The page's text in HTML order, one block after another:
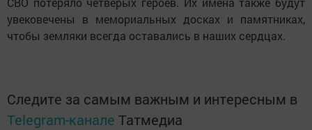
увековечены в мемориальных досках и памятниках,
чтобы земляки всегда оставались в наших сердцах.
Следите за самым важным и интересным в
Telegram-канале Татмедиа